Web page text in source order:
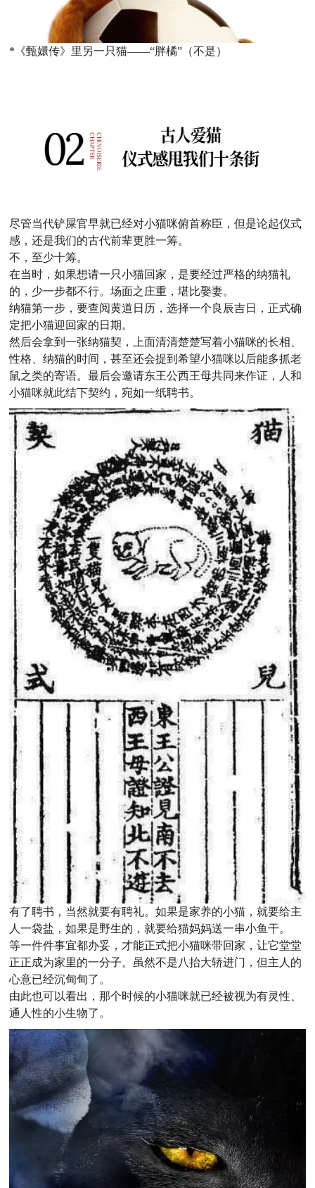
*《甄嬛传》里另一只猫——“胖橘”（不是）
尽管当代铲屎官早就已经对小猫咪俯首称臣，但是论起仪式
感，还是我们的古代前辈更胜一筹。
不，至少十筹。
在当时，如果想请一只小猫回家，是要经过严格的纳猫礼
的，少一步都不行。场面之庄重，堪比娶妻。
纳猫第一步，要查阅黄道日历，选择一个良辰吉日，正式确
定把小猫迎回家的日期。
然后会拿到一张纳猫契，上面清清楚楚写着小猫咪的长相、
性格、纳猫的时间，甚至还会提到希望小猫咪以后能多抓老
鼠之类的寄语。最后会邀请东王公西王母共同来作证，人和
小猫咪就此结下契约，宛如一纸聘书。
有了聘书，当然就要有聘礼。如果是家养的小猫，就要给主
人一袋盐，如果是野生的，就要给猫妈妈送一串小鱼干。
等一件件事宜都办妥，才能正式把小猫咪带回家，让它堂堂
正正成为家里的一分子。虽然不是八抬大轿进门，但主人的
心意已经沉甸甸了。
由此也可以看出，那个时候的小猫咪就已经被视为有灵性、
通人性的小生物了。